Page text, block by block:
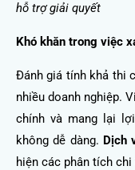
hỗ trợ giải quyết
Khó khăn trong việc
Đánh giá tính khả thi
nhiều doanh nghiệp.
chính và mang lại
không dễ dàng. Dịch
hiện các phân tích